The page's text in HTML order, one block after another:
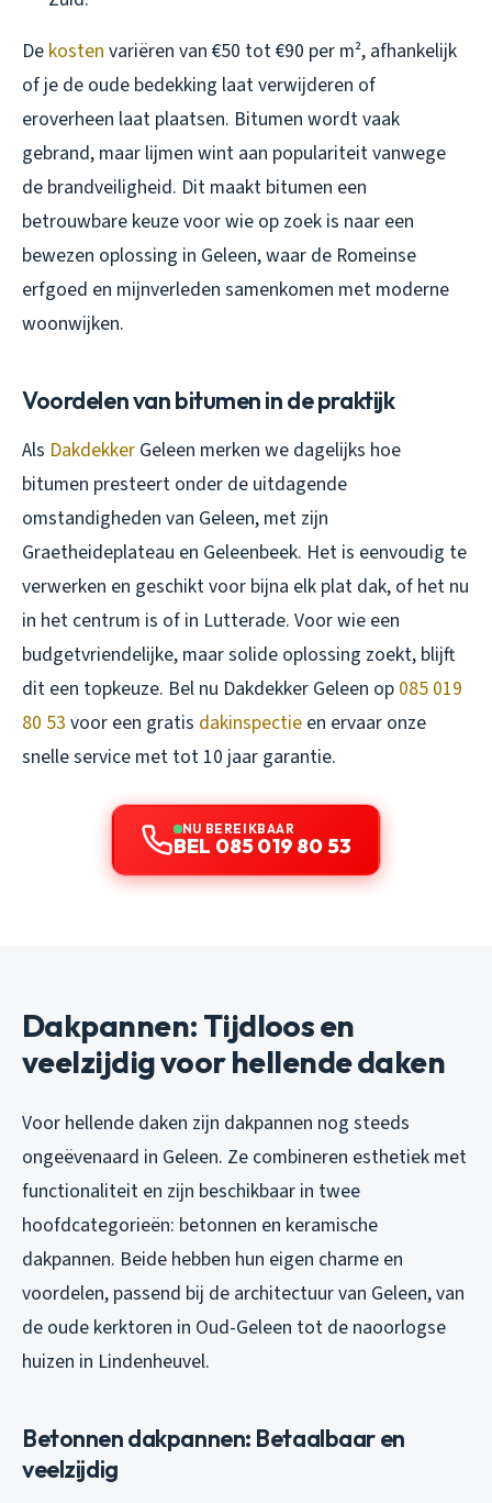
De kosten variëren van €50 tot €90 per m², afhankelijk
of je de oude bedekking laat verwijderen of
eroverheen laat plaatsen. Bitumen wordt vaak
gebrand, maar lijmen wint aan populariteit vanwege
de brandveiligheid. Dit maakt bitumen een
betrouwbare keuze voor wie op zoek is naar een
bewezen oplossing in Geleen, waar de Romeinse
erfgoed en mijnverleden samenkomen met moderne
woonwijken.
Voordelen van bitumen in de praktijk
Als Dakdekker Geleen merken we dagelijks hoe
bitumen presteert onder de uitdagende
omstandigheden van Geleen, met zijn
Graetheideplateau en Geleenbeek. Het is eenvoudig te
verwerken en geschikt voor bijna elk plat dak, of het nu
in het centrum is of in Lutterade. Voor wie een
budgetvriendelijke, maar solide oplossing zoekt, blijft
dit een topkeuze. Bel nu Dakdekker Geleen op 085 019
80 53 voor een gratis dakinspectie en ervaar onze
snelle service met tot 10 jaar garantie.
NU BEREIKBAAR
BEL 085 019 80 53
Dakpannen: Tijdloos en
veelzijdig voor hellende daken
Voor hellende daken zijn dakpannen nog steeds
ongeëvenaard in Geleen. Ze combineren esthetiek met
functionaliteit en zijn beschikbaar in twee
hoofdcategorieën: betonnen en keramische
dakpannen. Beide hebben hun eigen charme en
voordelen, passend bij de architectuur van Geleen, van
de oude kerktoren in Oud-Geleen tot de naoorlogse
huizen in Lindenheuvel.
Betonnen dakpannen: Betaalbaar en
veelzijdig